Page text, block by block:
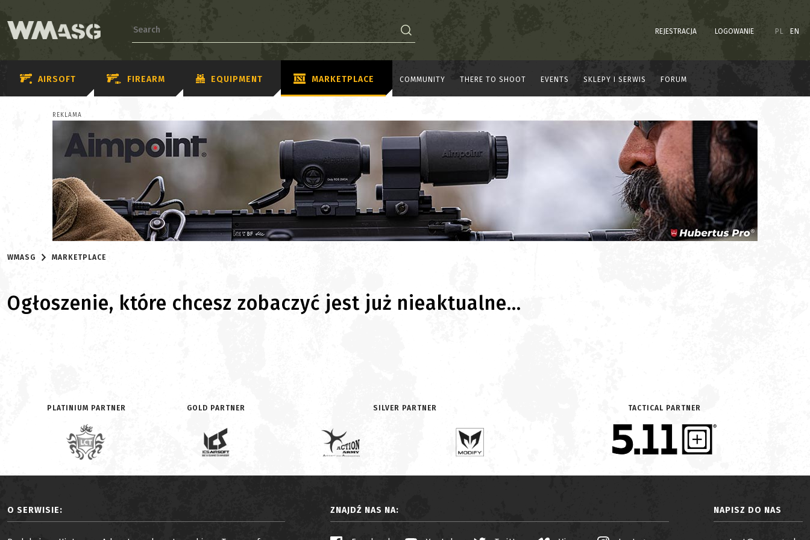
REJESTRACJA LOGOWANIE PL EN
AIRSOFT FIREARM EQUIPMENT MARKETPLACE COMMUNITY THERE TO SHOOT EVENTS SKLEPY I SERWIS FORUM
REKLAMA
WMASG MARKETPLACE
Ogłoszenie, które chcesz zobaczyć jest już nieaktualne...
PLATINIUM PARTNER GOLD PARTNER SILVER PARTNER TACTICAL PARTNER
O SERWISIE: ZNAJDŹ NAS NA: NAPISZ DO NAS